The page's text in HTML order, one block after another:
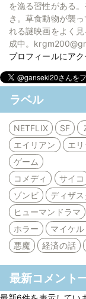
を漁る習性がある
き。草食動物が襲
れる謎映画をよく
成中。
プロフィールにアク
ラベル
NETFLIX SF
エイリアン
エ
ゲーム
コメディ
サイコ
ゾンビ
ディザス
ヒューマンドラマ
ホラー
マイケル
悪魔
経済の話
最新コメント